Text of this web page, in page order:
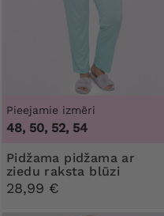
Pieejamie izmēri
48, 50, 52, 54
pidžama pidžama ar
ziedu raksta blūzi
28,99 €